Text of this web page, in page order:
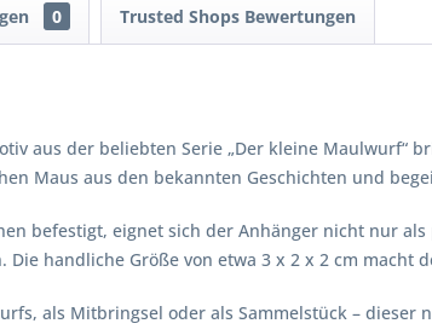
0 Trusted Shops Bewertungen
aus der beliebten Serie „Der kleine Maulwurf“
Maus aus den bekannten Geschichten und
befestigt, eignet sich der Anhänger nicht nur
Die handliche Größe von etwa 3 x 2 x 2 cm
als Mitbringsel oder als Sammelstück –